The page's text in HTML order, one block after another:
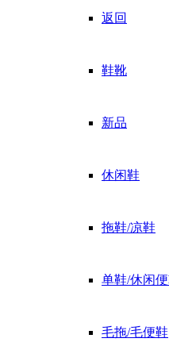
返回
鞋靴
新品
休闲鞋
拖鞋/凉鞋
单鞋/休闲
毛拖/毛便鞋